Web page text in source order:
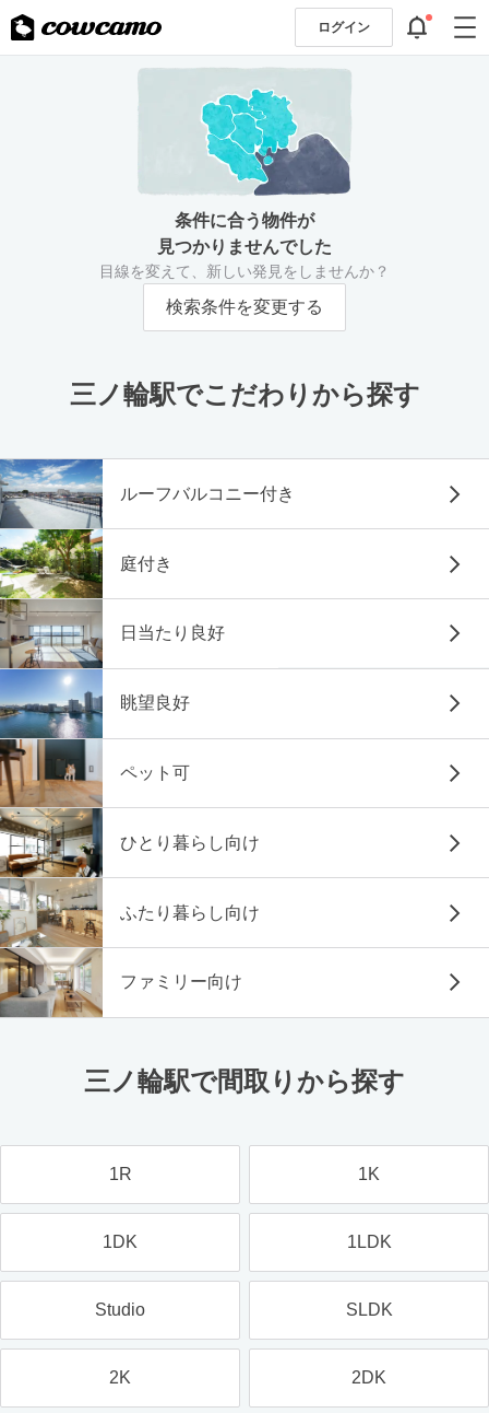
ログイン
条件に合う物件が
見つかりませんでした
目線を変えて、新しい発見をしませんか？
検索条件を変更する
三ノ輪駅でこだわりから探す
ルーフバルコニー付き
庭付き
日当たり良好
眺望良好
ペット可
ひとり暮らし向け
ふたり暮らし向け
ファミリー向け
三ノ輪駅で間取りから探す
1R 1K
1DK 1LDK
Studio SLDK
2K 2DK